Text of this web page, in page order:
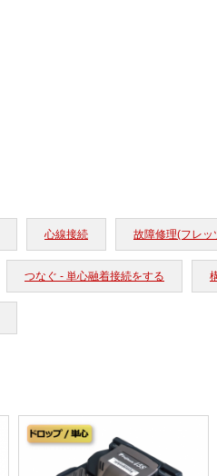
心線接続 故障修理(フレッ
つなぐ - 単心融着接続をする